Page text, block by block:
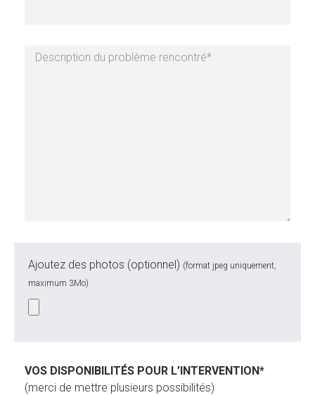
Ajoutez des photos (optionnel) (format jpeg uniquement,
maximum 3Mo)
VOS DISPONIBILITÉS POUR L’INTERVENTION*
(merci de mettre plusieurs possibilités)